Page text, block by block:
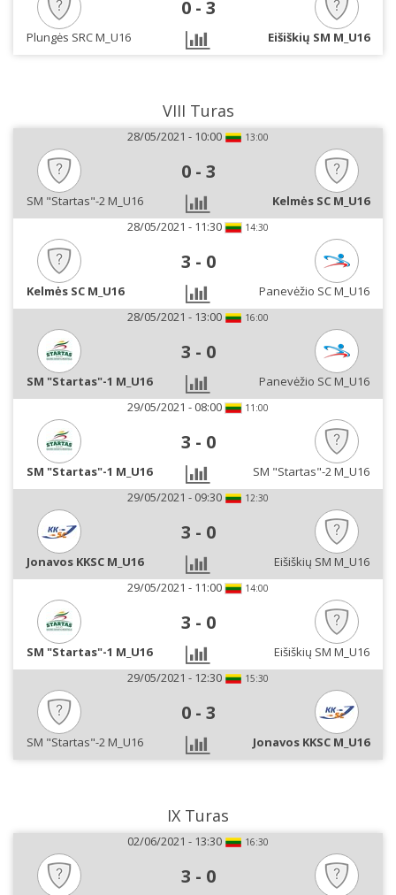
0 - 3
Plungės SRC M_U16 Eišiškių SM M_U16
VIII Turas
28/05/2021 - 10:00 13:00
0 - 3
SM "Startas"-2 M_U16
Kelmės SC M_U16
28/05/2021 - 11:30
14:30
3 - 0
Kelmės SC M_U16
Panevėžio SC M_U16
28/05/2021 - 13:00
16:00
3 - 0
SM "Startas"-1 M_U16
Panevėžio SC M_U16
29/05/2021 - 08:00
11:00
3 - 0
SM "Startas"-1 M_U16
SM "Startas"-2 M_U16
29/05/2021 - 09:30
12:30
3 - 0
Jonavos KKSC M_U16
Eišiškių SM M_U16
29/05/2021 - 11:00
14:00
3 - 0
SM "Startas"-1 M_U16
Eišiškių SM M_U16
29/05/2021 - 12:30
15:30
0 - 3
SM "Startas"-2 M_U16 Jonavos KKSC M_U16
IX Turas
02/06/2021 - 13:30 16:30
3 - 0